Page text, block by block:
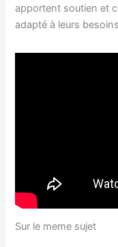
apportent soutien et
adapté à leurs
Sur le meme sujet